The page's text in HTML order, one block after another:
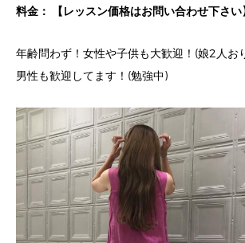
料金： 【レッスン価格はお問い合わせ下さい】
年齢問わず！女性や子供も大歓迎！(娘2人
男性も歓迎してます！(勉強中)